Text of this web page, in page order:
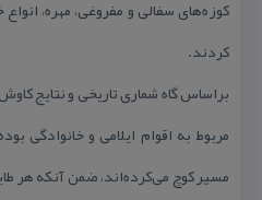
كوزه‌های سفالی و مفروغی، مهره،
كردند.
براساس گاه شماری تاریخی و نتایج
مربوط به اقوام ایلامی و خانوادگی
مسیر كوچ می‌كرده‌اند، ضمن آنكه هر